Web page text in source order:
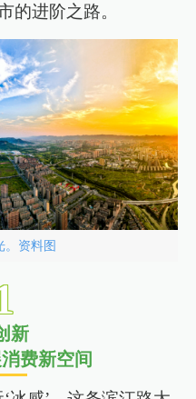
的进阶之路。
。资料图
新
费新空间